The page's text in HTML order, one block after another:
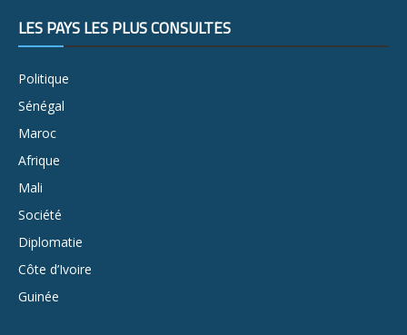
LES PAYS LES PLUS CONSULTÉS
Politique
Sénégal
Maroc
Afrique
Mali
Société
Diplomatie
Côte d’Ivoire
Guinée